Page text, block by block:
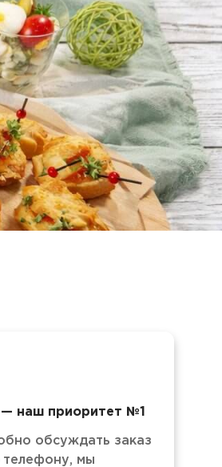
наш приоритет №1
обсуждать заказ
телефону, мы